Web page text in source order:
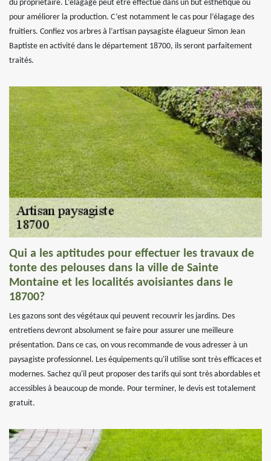
du propriétaire. L’élagage peut être effectué dans un but esthétique ou
pour améliorer la production. C’est notamment le cas pour l’élagage des
fruitiers. Confiez vos arbres à l’artisan paysagiste élagueur Simon Jean
Baptiste en activité dans le département 18700, ils seront parfaitement
traités.
Qui a les aptitudes pour effectuer les travaux de
tonte des pelouses dans la ville de Sainte
Montaine et les localités avoisiantes dans le
18700?
Les gazons sont des végétaux qui peuvent recouvrir les jardins. Des
entretiens devront absolument se faire pour assurer une meilleure
présentation. Dans ce cas, on vous recommande de vous adresser à un
paysagiste professionnel. Les équipements qu'il utilise sont très efficaces et
modernes. Sachez qu'il peut proposer des tarifs qui sont très abordables et
accessibles à beaucoup de monde. Pour terminer, le devis est totalement
gratuit.